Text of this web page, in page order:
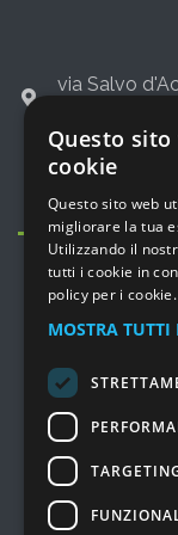
via Salvo
Questo
cookie
Questo sito web
migliorare la tua
Utilizzando il
tutti i cookie in
policy per i cookie.
MOSTRA TUTTI